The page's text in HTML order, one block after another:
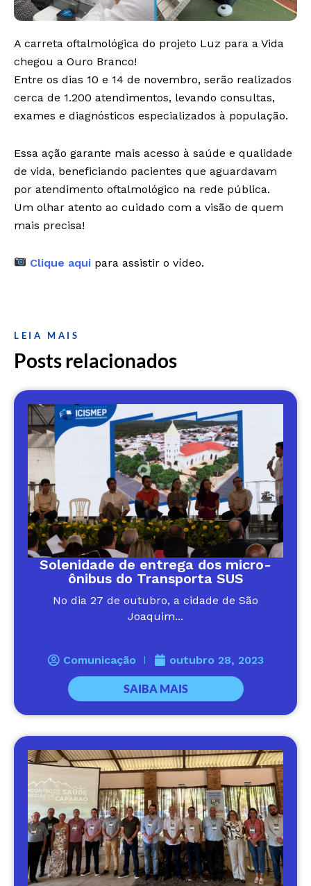
A carreta oftalmológica do projeto Luz para a Vida
chegou a Ouro Branco!
Entre os dias 10 e 14 de novembro, serão realizados
cerca de 1.200 atendimentos, levando consultas,
exames e diagnósticos especializados à população.
Essa ação garante mais acesso à saúde e qualidade
de vida, beneficiando pacientes que aguardavam
por atendimento oftalmológico na rede pública.
Um olhar atento ao cuidado com a visão de quem
mais precisa!
Clique aqui para assistir o vídeo.
LEIA MAIS
Posts relacionados
Solenidade de entrega dos micro-
ônibus do Transporta SUS
No dia 27 de outubro, a cidade de São
Joaquim...
Comunicação outubro 28, 2023
SAIBA MAIS